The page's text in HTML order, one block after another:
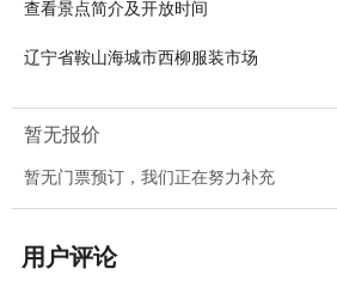
查看景点简介及开放时间
辽宁省鞍山海城市西柳服装市场
暂无报价
暂无门票预订，我们正在努力补充
用户评论